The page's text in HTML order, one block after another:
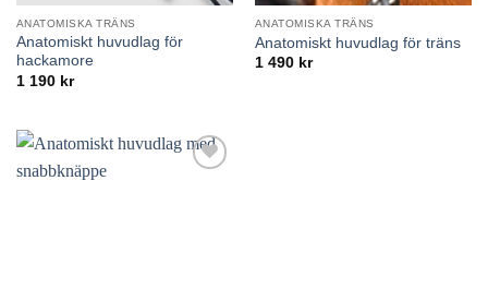
ANATOMISKA TRÄNS
Anatomiskt huvudlag för
hackamore
1 190 kr
ANATOMISKA TRÄNS
Anatomiskt huvudlag för träns
1 490 kr